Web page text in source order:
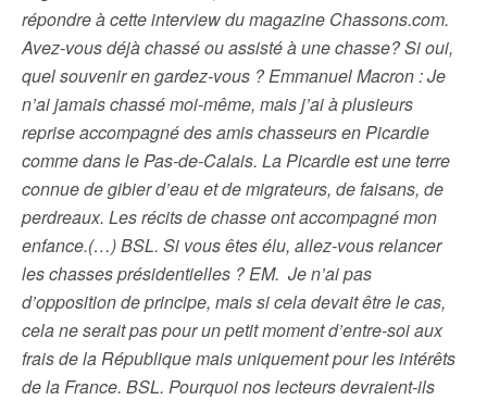
répondre à cette interview du magazine Chassons.com.
Avez-vous déjà chassé ou assisté à une chasse? Si oui,
quel souvenir en gardez-vous ? Emmanuel Macron : Je
n’ai jamais chassé moi-même, mais j’ai à plusieurs
reprise accompagné des amis chasseurs en Picardie
comme dans le Pas-de-Calais. La Picardie est une terre
connue de gibier d’eau et de migrateurs, de faisans, de
perdreaux. Les récits de chasse ont accompagné mon
enfance.(…) BSL. Si vous êtes élu, allez-vous relancer
les chasses présidentielles ? EM. Je n’ai pas
d’opposition de principe, mais si cela devait être le cas,
cela ne serait pas pour un petit moment d’entre-soi aux
frais de la République mais uniquement pour les intérêts
de la France. BSL. Pourquoi nos lecteurs devraient-ils